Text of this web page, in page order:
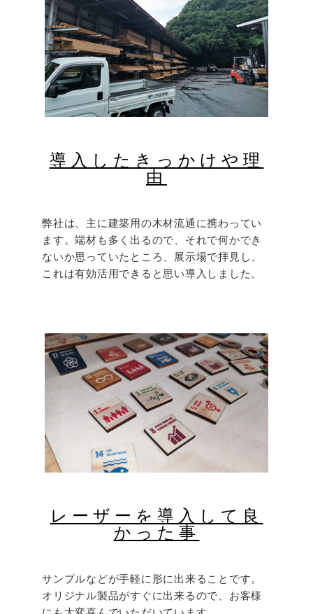
導入したきっかけや理
由
弊社は、主に建築用の木材流通に携わってい
ます。端材も多く出るので、それで何かでき
ないか思っていたところ、展示場で拝見し、
これは有効活用できると思い導入しました。
レーザーを導入して良
かった事
サンプルなどが手軽に形に出来ることです。
オリジナル製品がすぐに出来るので、お客様